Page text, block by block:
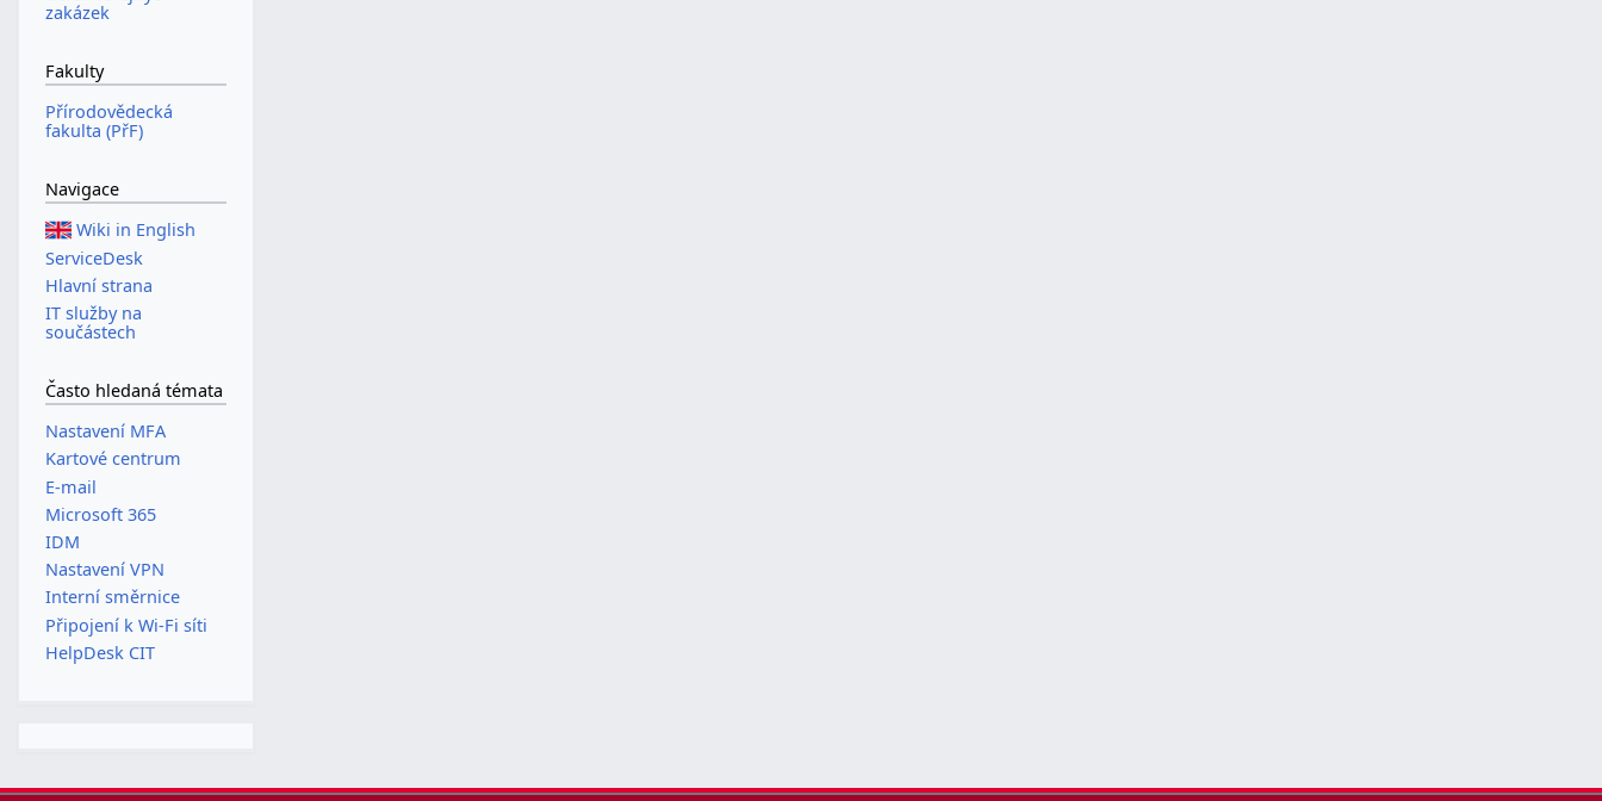
zakázek
Fakulty
Přírodovědecká
fakulta (PřF)
Navigace
Wiki in English
ServiceDesk
Hlavní strana
IT služby na
součástech
Často hledaná témata
Nastavení MFA
Kartové centrum
E-mail
Microsoft 365
IDM
Nastavení VPN
Interní směrnice
Připojení k Wi-Fi síti
HelpDesk CIT